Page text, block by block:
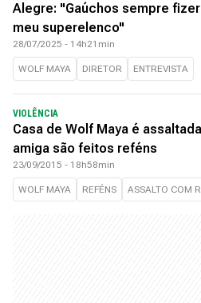
Alegre: "Gaúchos sempre
meu superelenco"
28/07/2025 - 14h21min
WOLF MAYA DIRETOR ENTREVISTA
VIOLÊNCIA
Casa de Wolf Maya é
amiga são feitos reféns
23/09/2015 - 18h58min
WOLF MAYA REFÉNS ASSALTO COM